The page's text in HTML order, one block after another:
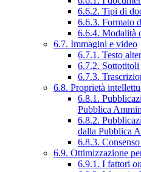
6.6.2. Tipi di
6.6.3. Formato
6.6.4. Modalità
6.7. Immagini e video
6.7.1. Testo
6.7.2.
6.7.3.
6.8. Proprietà
6.8.1.
Pubblica
6.8.2.
dalla Pubblica
6.8.3.
6.9. Ottimizzazione
6.9.1. I fattori